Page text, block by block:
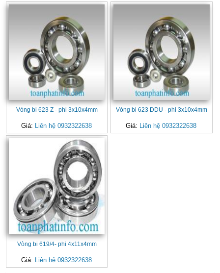
Vòng bi 623 Z - phi 3x10x4mm
Giá: Liên hệ 0932322638
Vòng bi 623 DDU - phi 3x10x4mm
Giá: Liên hệ 0932322638
Vòng bi 619/4- phi 4x11x4mm
Giá: Liên hệ 0932322638